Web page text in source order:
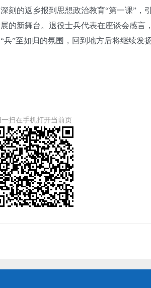
刻的返乡报到思想政治教育“第一课”，
的新舞台。退役士兵代表在座谈会感言
”至如归的氛围，回到地方后将继续发
一扫在手机打开当前页